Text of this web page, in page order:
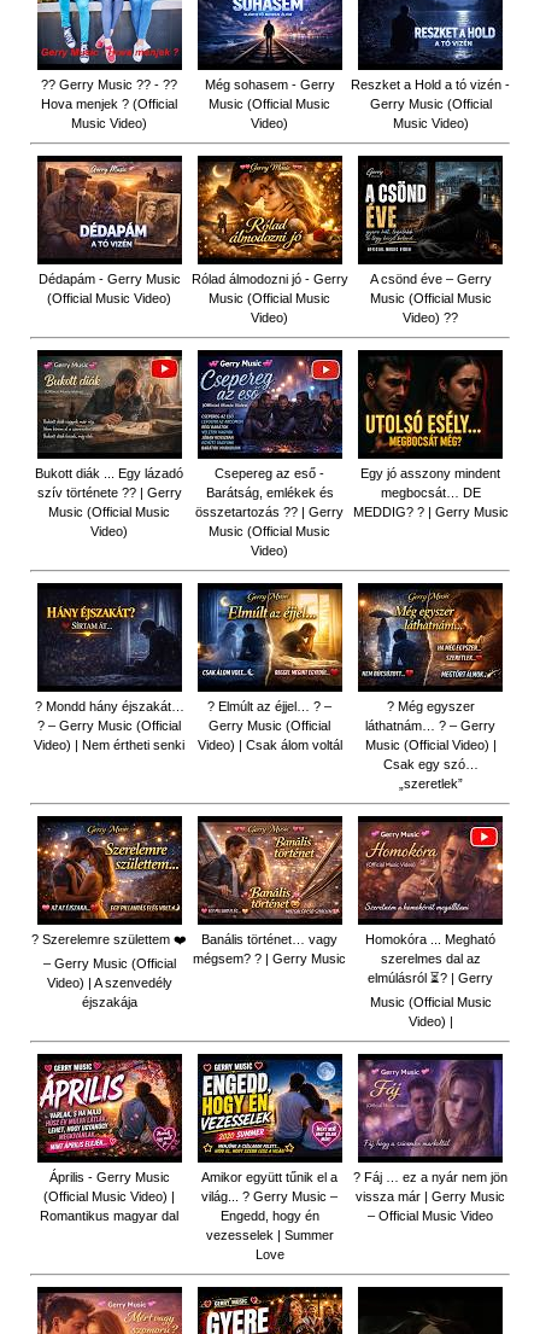
?? Gerry Music ?? - ??
Hova menjek ? (Official
Music Video)
Még sohasem - Gerry
Music (Official Music
Video)
Reszket a Hold a tó vizén -
Gerry Music (Official
Music Video)
Dédapám - Gerry Music
(Official Music Video)
Rólad álmodozni jó - Gerry
Music (Official Music
Video)
A csönd éve – Gerry
Music (Official Music
Video) ??
Bukott diák ... Egy lázadó
szív története ?? | Gerry
Music (Official Music
Video)
Csepereg az eső -
Barátság, emlékek és
összetartozás ?️? | Gerry
Music (Official Music
Video)
Egy jó asszony mindent
megbocsát… DE
MEDDIG? ? | Gerry Music
? Mondd hány éjszakát…
? – Gerry Music (Official
Video) | Nem értheti senki
? Elmúlt az éjjel… ? –
Gerry Music (Official
Video) | Csak álom voltál
? Még egyszer
láthatnám… ? – Gerry
Music (Official Video) |
Csak egy szó…
„szeretlek”
? Szerelemre születtem ❤️
– Gerry Music (Official
Video) | A szenvedély
éjszakája
Banális történet… vagy
mégsem? ? | Gerry Music
Homokóra ... Megható
szerelmes dal az
elmúlásról ⏳? | Gerry
Music (Official Music
Video) |
Április - Gerry Music
(Official Music Video) |
Romantikus magyar dal
Amikor együtt tűnik el a
világ... ? Gerry Music –
Engedd, hogy én
vezesselek | Summer
Love
? Fáj … ez a nyár nem jön
vissza már | Gerry Music
– Official Music Video